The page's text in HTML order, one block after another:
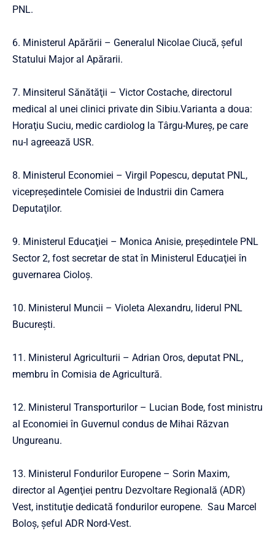
PNL.
6. Ministerul Apărării – Generalul Nicolae Ciucă, şeful
Statului Major al Apărarii.
7. Minsiterul Sănătăţii – Victor Costache, directorul
medical al unei clinici private din Sibiu.Varianta a doua:
Horaţiu Suciu, medic cardiolog la Târgu-Mureş, pe care
nu-l agreează USR.
8. Ministerul Economiei – Virgil Popescu, deputat PNL,
vicepreşedintele Comisiei de Industrii din Camera
Deputaţilor.
9. Ministerul Educaţiei – Monica Anisie, preşedintele PNL
Sector 2, fost secretar de stat în Ministerul Educaţiei în
guvernarea Cioloş.
10. Ministerul Muncii – Violeta Alexandru, liderul PNL
Bucureşti.
11. Ministerul Agriculturii – Adrian Oros, deputat PNL,
membru în Comisia de Agricultură.
12. Ministerul Transporturilor – Lucian Bode, fost ministru
al Economiei în Guvernul condus de Mihai Răzvan
Ungureanu.
13. Ministerul Fondurilor Europene – Sorin Maxim,
director al Agenţiei pentru Dezvoltare Regională (ADR)
Vest, instituţie dedicată fondurilor europene. Sau Marcel
Boloş, şeful ADR Nord-Vest.